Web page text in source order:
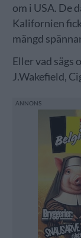
om i USA. De
Kalifornien
mängd
Eller vad sägs
J.Wakefield,